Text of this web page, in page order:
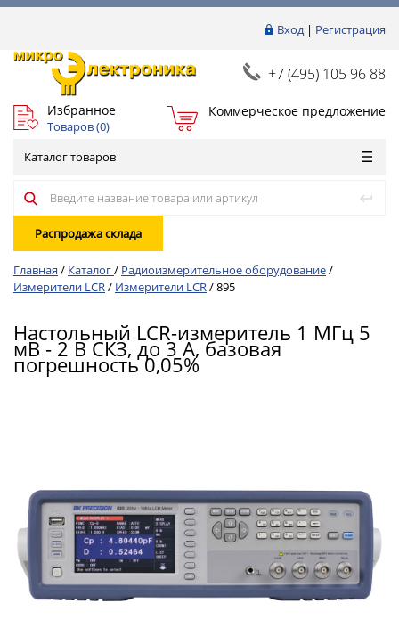
Вход| Регистрация
+7 (495) 105 96 88
Избранное
Товаров (0)
Коммерческое предложение
Каталог товаров
Распродажа склада
Главная / Каталог/ Радиоизмерительное оборудование/
Измерители LCR/ Измерители LCR/895
Настольный LCR-измеритель 1 МГц 5
мВ - 2 В СКЗ, до 3 А, базовая
погрешность 0,05%